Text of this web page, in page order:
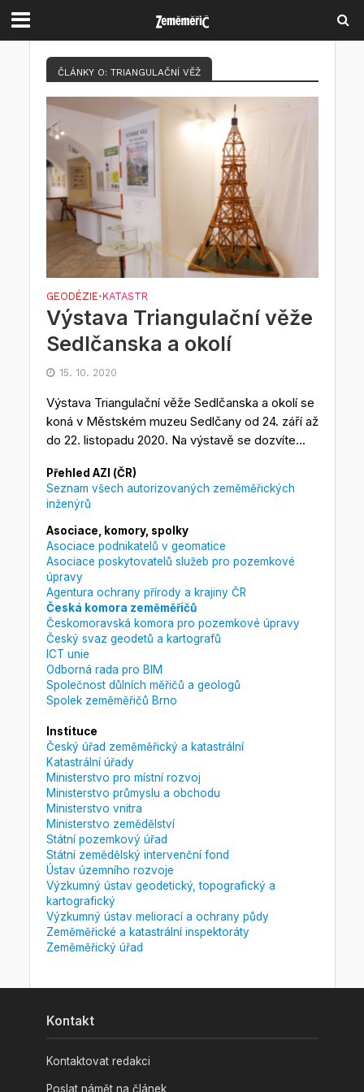
ČLÁNKY O: TRIANGULAČNÍ VĚŽ
GEODÉZIE•KATASTR
Výstava Triangulační věže
Sedlčanska a okolí
15. 10. 2020
Výstava Triangulační věže Sedlčanska a okolí se
koná v Městském muzeu Sedlčany od 24. září až
do 22. listopadu 2020. Na výstavě se dozvíte...
Přehled AZI (ČR)
Seznam všech autorizovaných zeměměřických
inženýrů
Asociace, komory, spolky
Asociace podnikatelů v geomatice
Asociace poskytovatelů služeb pro pozemkové
úpravy
Agentura ochrany přírody a krajiny ČR
Česká komora zeměměřičů
Českomoravská komora pro pozemkové úpravy
Český svaz geodetů a kartografů
ICT unie
Odborná rada pro BIM
Společnost důlních měřičů a geologů
Spolek zeměměřičů Brno
Instituce
Český úřad zeměměřický a katastrální
Katastrální úřady
Ministerstvo pro místní rozvoj
Ministerstvo průmyslu a obchodu
Ministerstvo vnitra
Ministerstvo zemědělství
Státní pozemkový úřad
Státní zemědělský intervenční fond
Ústav územního rozvoje
Výzkumný ústav geodetický, topografický a
kartografický
Výzkumný ústav meliorací a ochrany půdy
Zeměměřické a katastrální inspektoráty
Zeměměřický úřad
Kontakt
Kontaktovat redakci
Poslat námět na článek